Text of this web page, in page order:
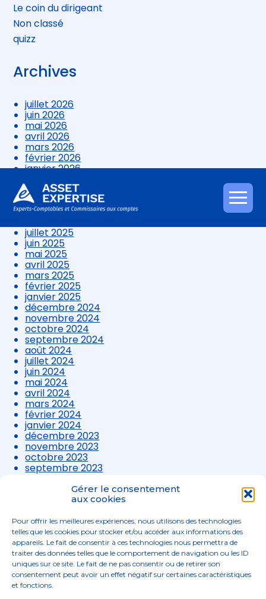
Gérer le consentement
aux cookies
Pour offrir les meilleures expériences, nous utilisons des technologies
telles que les cookies pour stocker et/ou accéder aux informations des
appareils. Le fait de consentir à ces technologies nous permettra de
traiter des données telles que le comportement de navigation ou les ID
uniques sur ce site. Le fait de ne pas consentir ou de retirer son
consentement peut avoir un effet négatif sur certaines caractéristiques
et fonctions.
Aller
au
Le coin du dirigeant
Non classé
quizz
Archives
juillet 2026
juin 2026
mai 2026
avril 2026
mars 2026
février 2026
janvier 2026
novembre 2025
octobre 2025
septembre 2025
juillet 2025
juin 2025
mai 2025
avril 2025
mars 2025
février 2025
janvier 2025
décembre 2024
novembre 2024
octobre 2024
septembre 2024
août 2024
juillet 2024
juin 2024
mai 2024
avril 2024
mars 2024
février 2024
janvier 2024
décembre 2023
novembre 2023
octobre 2023
septembre 2023
août 2023
juillet 2023
avril 2023
mars 2023